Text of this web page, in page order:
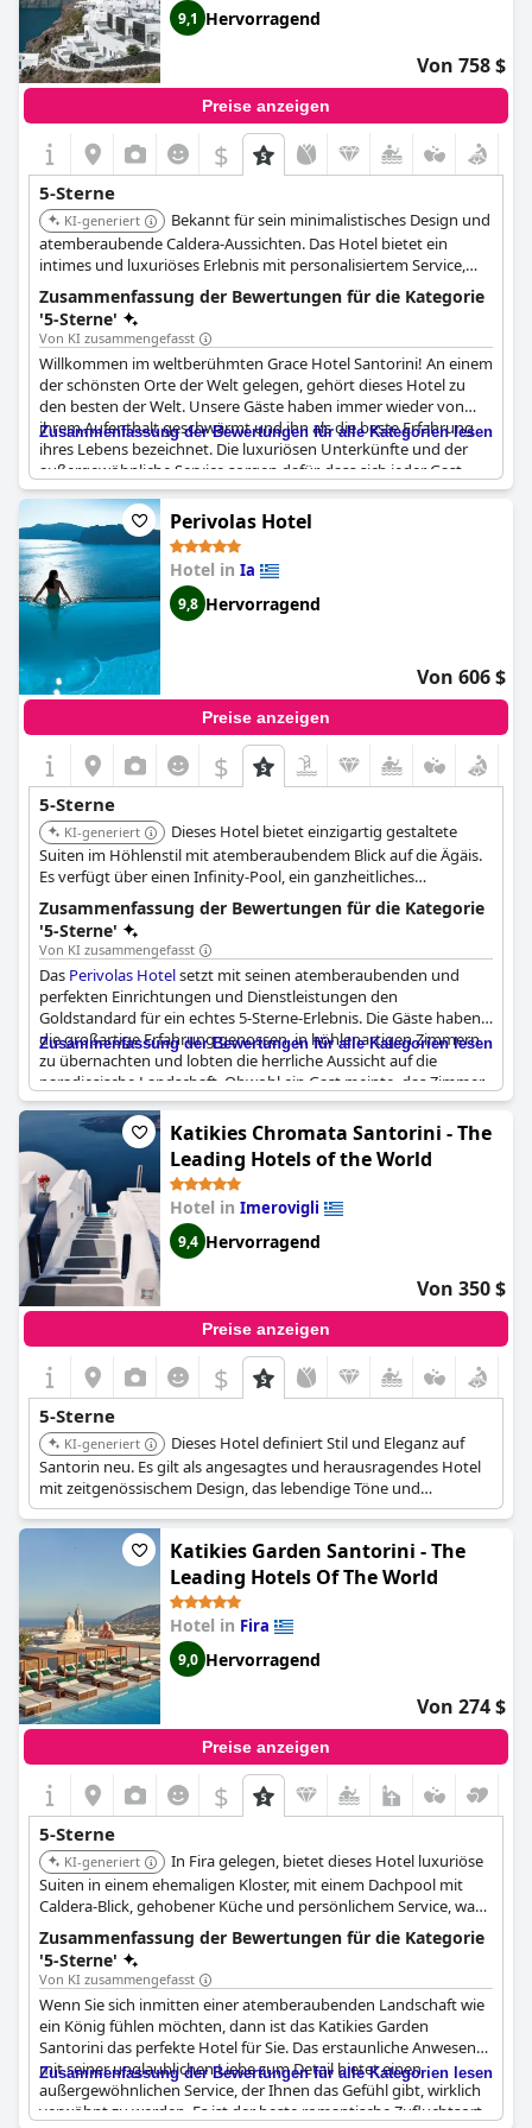
9,1 Hervorragend
Von 758 $
Preise anzeigen
$
5-Sterne
KI-generiert
Bekannt für sein minimalistisches Design und
atemberaubende Caldera-Aussichten. Das Hotel bietet ein
intimes und luxuriöses Erlebnis mit personalisiertem Service,
einem Infinity-Pool und Gourmet-Speisen. Seine Lage in
Imerovigli bietet einen ruhigen Rückzugsort mit einfachem
Zugang zu nahegelegenen Attraktionen.
Zusammenfassung der Bewertungen für die Kategorie
'5-Sterne'
Von KI zusammengefasst
Willkommen im weltberühmten Grace Hotel Santorini! An einem
der schönsten Orte der Welt gelegen, gehört dieses Hotel zu
den besten der Welt. Unsere Gäste haben immer wieder von
ihrem Aufenthalt geschwärmt und ihn als die beste Erfahrung
ihres Lebens bezeichnet. Die luxuriösen Unterkünfte und der
außergewöhnliche Service sorgen dafür, dass sich jeder Gast
während seines Aufenthalts rundum wohlfühlt. Von Anfang bis
Ende sorgt das Personal in diesem fantastischen Hotel dafür,
dass Sie sich wie ein König fühlen. Mit Einrichtungen und
Dienstleistungen, die nichts weniger als fabileux sind, wird Ihr
Aufenthalt im Grace Hotel Santorini nichts weniger als
außergewöhnlich sein. Kommen Sie und erleben Sie das Beste
von Santorin imGrace Hotel, Auberge Resorts Collection (Grace
Hotel, Auberge Collection)
Zusammenfassung der Bewertungen für alle Kategorien lesen
Perivolas Hotel
Hotel in Ia
9,8 Hervorragend
Von 606 $
Preise anzeigen
$
5-Sterne
KI-generiert
Dieses Hotel bietet einzigartig gestaltete
Suiten im Höhlenstil mit atemberaubendem Blick auf die Ägäis.
Es verfügt über einen Infinity-Pool, ein ganzheitliches
Wellnesscenter und eine ruhige Atmosphäre, die ein
unvergessliches Erlebnis bietet.
Zusammenfassung der Bewertungen für die Kategorie
'5-Sterne'
Von KI zusammengefasst
Das Perivolas Hotelsetzt mit seinen atemberaubenden und
perfekten Einrichtungen und Dienstleistungen den
Goldstandard für ein echtes 5-Sterne-Erlebnis. Die Gäste haben
die großartige Erfahrung genossen, in höhlenartigen Zimmern
zu übernachten und lobten die herrliche Aussicht auf die
paradiesische Landschaft. Obwohl ein Gast meinte, das Zimmer
sei nicht gut genug für ein 5-Sterne-Haus, schwärmten viele
andere von den atemberaubenden Zimmern. Trotz des hohen
Niveaus des Hotels behandelt das Personal die Gäste mit einem
außergewöhnlichen Kundenservice, was einen perfekten
Aufenthalt in einer herrlichen Umgebung ermöglicht.
Zusammenfassung der Bewertungen für alle Kategorien lesen
Katikies Chromata Santorini - The
Leading Hotels of the World
Hotel in Imerovigli
9,4 Hervorragend
Von 350 $
Preise anzeigen
$
5-Sterne
KI-generiert
Dieses Hotel definiert Stil und Eleganz auf
Santorin neu. Es gilt als angesagtes und herausragendes Hotel
mit zeitgenössischem Design, das lebendige Töne und
anspruchsvolles Design bietet. Es befindet sich am höchsten
Punkt in Imerovigli und bietet einen 180°-Blick.
Katikies Garden Santorini - The
Leading Hotels Of The World
Hotel in Fira
9,0 Hervorragend
Von 274 $
Preise anzeigen
$
5-Sterne
KI-generiert
In Fira gelegen, bietet dieses Hotel luxuriöse
Suiten in einem ehemaligen Kloster, mit einem Dachpool mit
Caldera-Blick, gehobener Küche und persönlichem Service, was
ein einzigartiges und ruhiges Erlebnis bietet.
Zusammenfassung der Bewertungen für die Kategorie
'5-Sterne'
Von KI zusammengefasst
Wenn Sie sich inmitten einer atemberaubenden Landschaft wie
ein König fühlen möchten, dann ist das Katikies Garden
Santorini das perfekte Hotel für Sie. Das erstaunliche Anwesen
mit seiner unglaublichen Liebe zum Detail bietet einen
außergewöhnlichen Service, der Ihnen das Gefühl gibt, wirklich
verwöhnt zu werden. Es ist der beste romantische Zufluchtsort
Zusammenfassung der Bewertungen für alle Kategorien lesen